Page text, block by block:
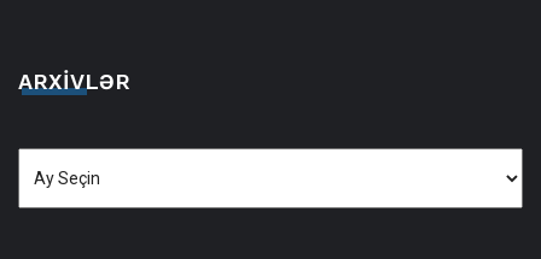
ARXIVLƏR
Arxivlər